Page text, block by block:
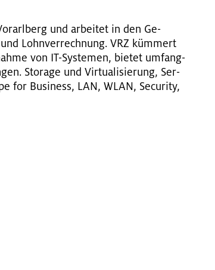
und ar­bei­tet in den Ge­
Lohn­ver­rech­nung. VRZ küm­mert
von IT-Sys­te­men, bie­tet um­fang­
Sto­ra­ge und Vir­tua­li­sie­rung, Ser­
for Busi­ness, LAN, WLAN, Se­cu­ri­ty,